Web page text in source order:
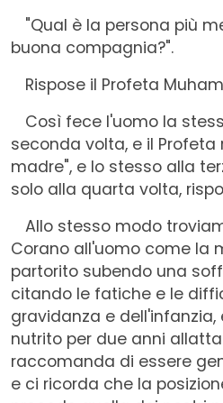
"Qual è la persona più
buona compagnia?".
Rispose il Profeta
Così fece l'uomo la
seconda volta, e il Profeta
madre", e lo stesso alla
solo alla quarta volta,
Allo stesso modo
Corano all'uomo come la
partorito subendo una
citando le fatiche e le
gravidanza e
nutrito per due anni
raccomanda di essere
e ci ricorda che la